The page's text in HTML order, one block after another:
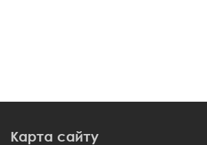
Карта сайту